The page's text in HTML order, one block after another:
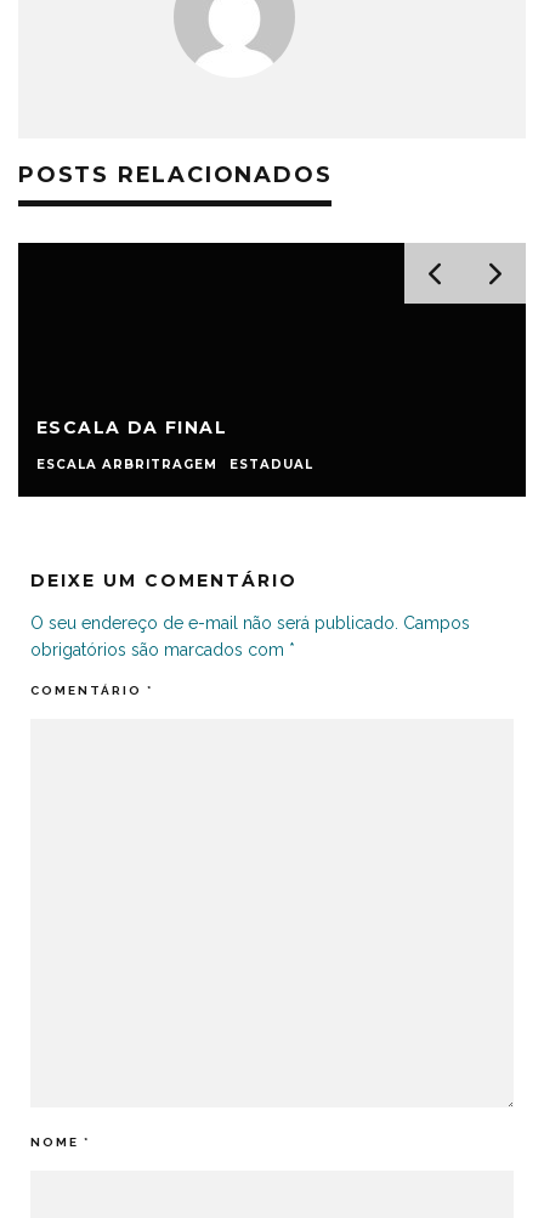
POSTS RELACIONADOS
ESCALA DA FINAL
ESCALA ARBRITRAGEM ESTADUAL
DEIXE UM COMENTÁRIO
O seu endereço de e-mail não será publicado. Campos
obrigatórios são marcados com *
COMENTÁRIO *
NOME *